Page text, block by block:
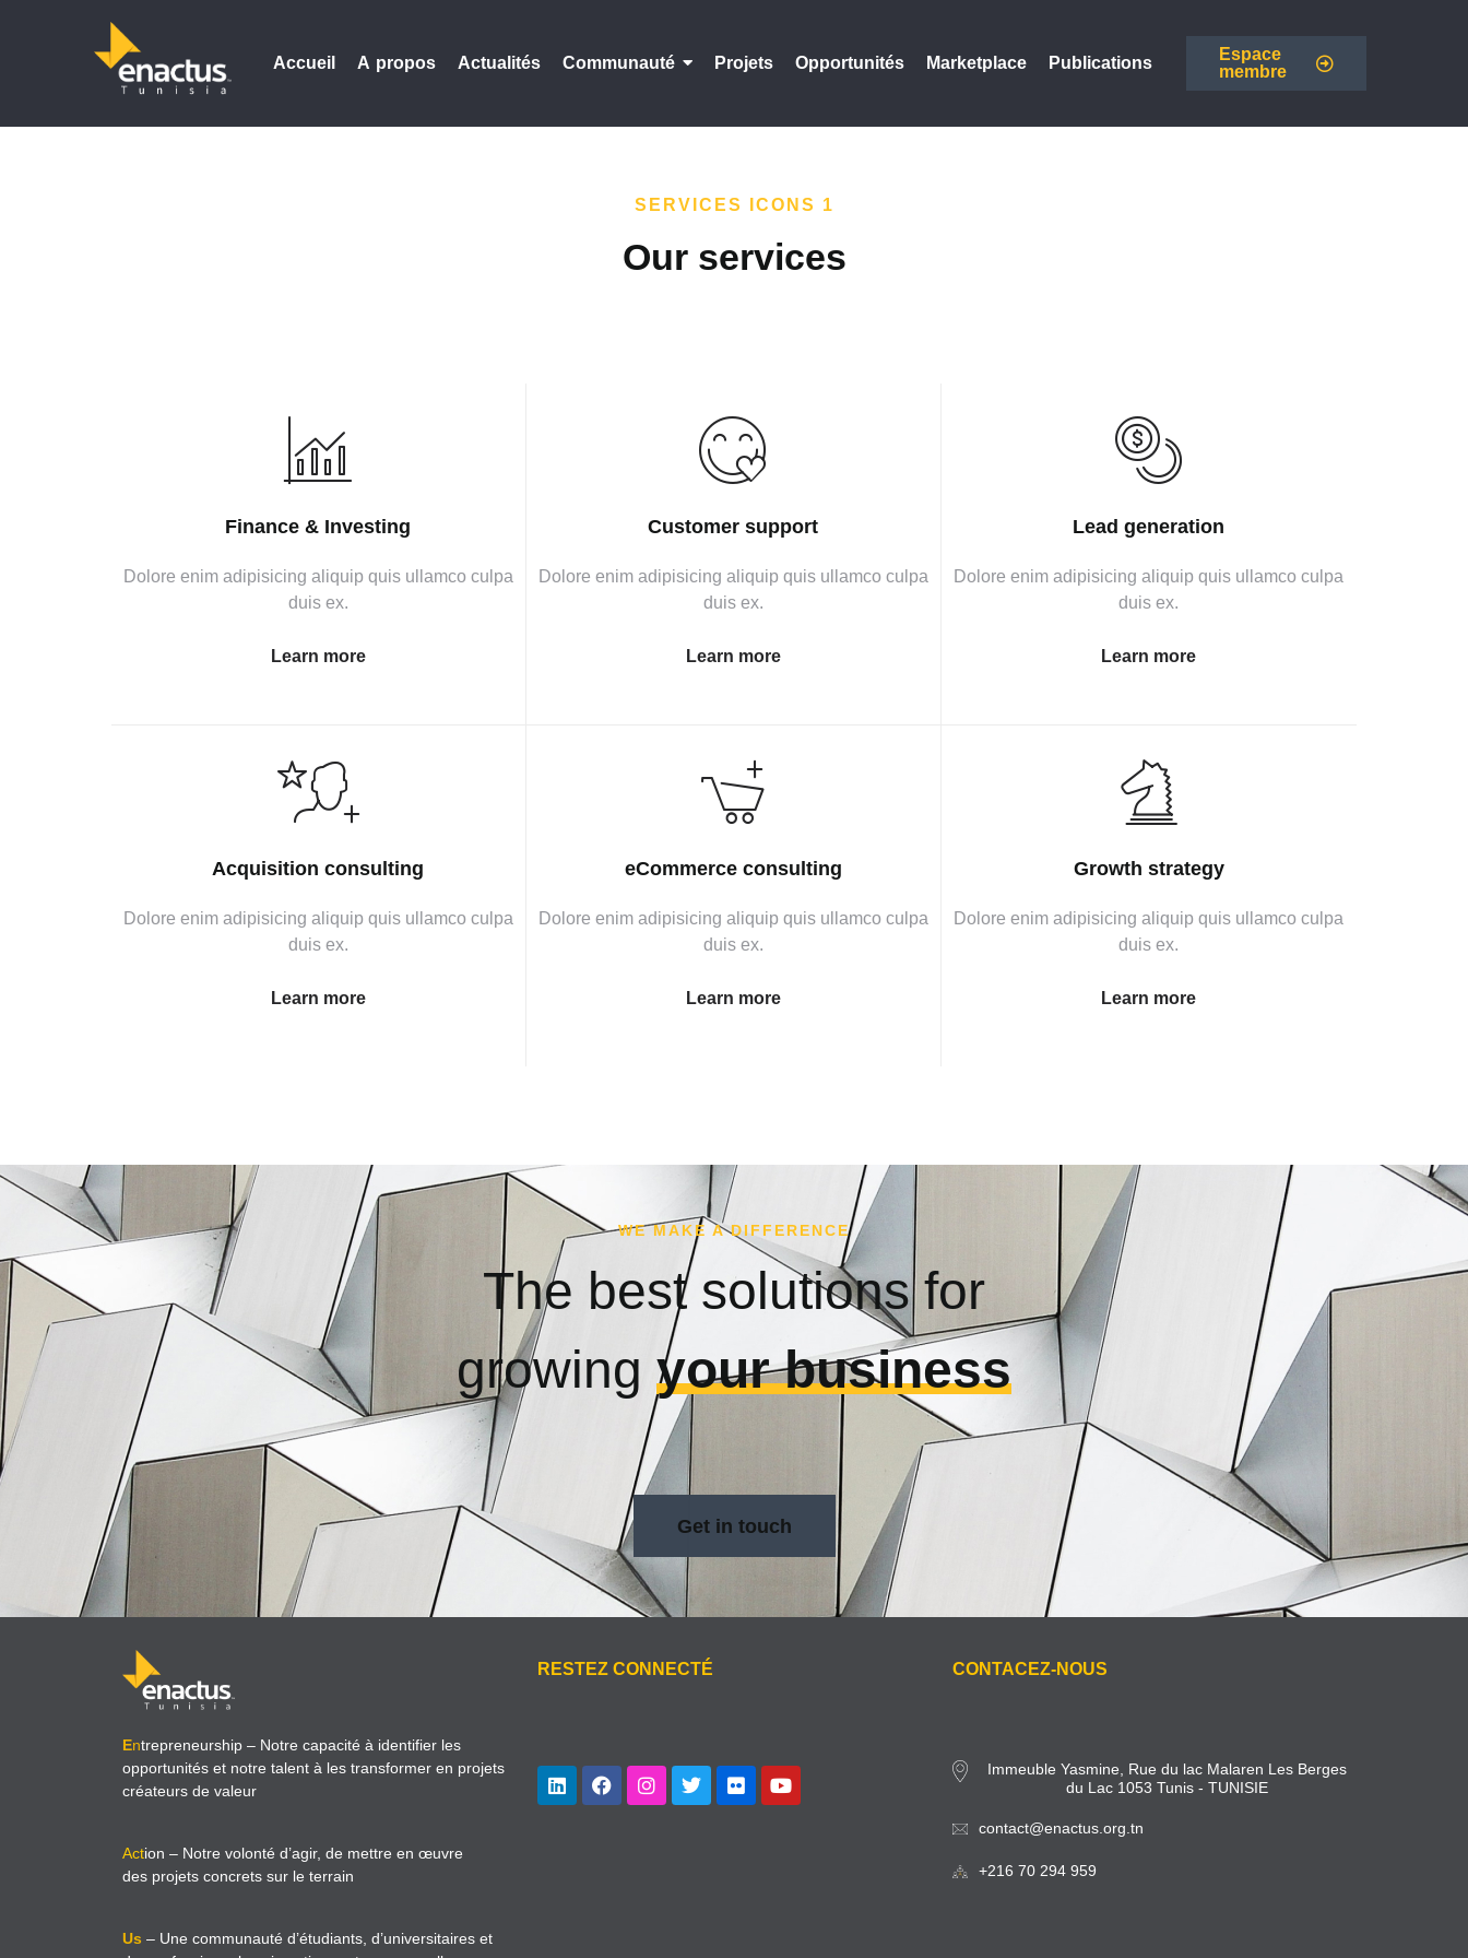
Accueil A propos Actualités Communauté Projets Opportunités Marketplace Publications
Espace
membre
SERVICES ICONS 1
Our services
Finance & Investing
Dolore enim adipisicing aliquip quis ullamco culpa
duis ex.
Learn more
Customer support
Dolore enim adipisicing aliquip quis ullamco culpa
duis ex.
Learn more
Lead generation
Dolore enim adipisicing aliquip quis ullamco culpa
duis ex.
Learn more
Acquisition consulting
Dolore enim adipisicing aliquip quis ullamco culpa
duis ex.
Learn more
eCommerce consulting
Dolore enim adipisicing aliquip quis ullamco culpa
duis ex.
Learn more
Growth strategy
Dolore enim adipisicing aliquip quis ullamco culpa
duis ex.
Learn more
WE MAKE A DIFFERENCE
The best solutions for
growing your business
Get in touch
Entrepreneurship – Notre capacité à identifier les
opportunités et notre talent à les transformer en projets
créateurs de valeur
Action – Notre volonté d’agir, de mettre en œuvre
des projets concrets sur le terrain
Us – Une communauté d’étudiants, d’universitaires et
RESTEZ CONNECTÉ CONTACEZ-NOUS
Immeuble Yasmine, Rue du lac Malaren Les Berges
du Lac 1053 Tunis - TUNISIE
contact@enactus.org.tn
+216 70 294 959